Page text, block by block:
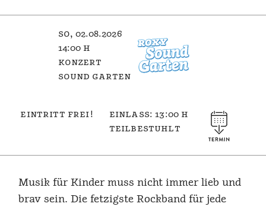
so, 02.08.2026
14:00 h
konzert
sound garten
eintritt frei!
einlass: 13:00 h
teilbestuhlt
Musik für Kinder muss nicht immer lieb und
brav sein. Die fetzigste Rockband für jede